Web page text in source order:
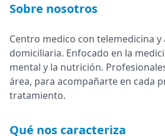
Sobre nosotros
Centro medico con telemedicina y
domiciliaria. Enfocado en la
mental y la nutrición.
área, para acompañarte en cada
tratamiento.
Qué nos caracteriza